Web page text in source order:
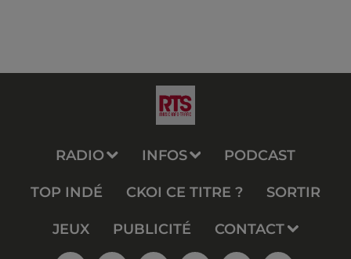
RADIO INFOS PODCAST
TOP INDÉ CKOI CE TITRE ? SORTIR
JEUX PUBLICITÉ CONTACT